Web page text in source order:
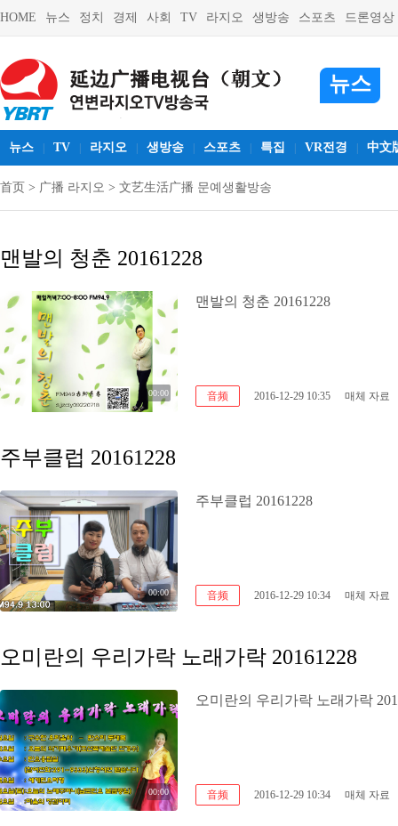
HOME 뉴스 정치 경제 사회 TV 라지오 생방송 스포츠 드론영상
뉴스
뉴스 TV 라지오 생방송 스포츠 특집 VR전경 中文
首页 > 广播 라지오 > 文艺生活广播 문예생활방송
맨발의 청춘 20161228
00:00
맨발의 청춘 20161228
音频 2016-12-29 10:35 매체 자료
주부클럽 20161228
00:00
주부클럽 20161228
音频 2016-12-29 10:34 매체 자료
오미란의 우리가락 노래가락 20161228
00:00
오미란의 우리가락 노래가락
音频 2016-12-29 10:34 매체 자료